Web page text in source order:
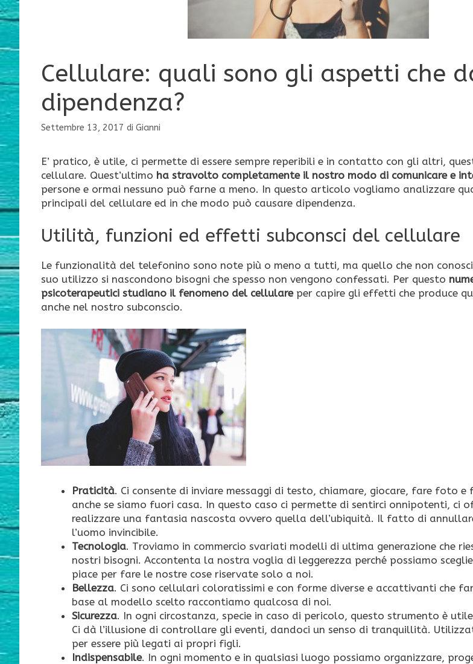
Cellulare: quali sono gli aspetti che
dipendenza?
Settembre 13, 2017 di Gianni
E’ pratico, è utile, ci permette di essere sempre reperibili e in contatto con gli altri,
cellulare. Quest’ultimo ha stravolto completamente il nostro modo di comunicare e
persone e ormai nessuno può farne a meno. In questo articolo vogliamo analizzare
principali del cellulare ed in che modo può causare dipendenza.
Utilità, funzioni ed effetti subconsci del cellulare
Le funzionalità del telefonino sono note più o meno a tutti, ma quello che non
suo utilizzo si nascondono bisogni che spesso non vengono confessati. Per questo
psicoterapeutici studiano il fenomeno del cellulareper capire gli effetti che produce
anche nel nostro subconscio.
Praticità. Ci consente di inviare messaggi di testo, chiamare, giocare, fare foto e
anche se siamo fuori casa. In questo caso ci permette di sentirci onnipotenti, ci
realizzare una fantasia nascosta ovvero quella dell’ubiquità. Il fatto di
l’uomo invincibile.
Tecnologia. Troviamo in commercio svariati modelli di ultima generazione che
nostri bisogni. Accontenta la nostra voglia di leggerezza perché possiamo
piace per fare le nostre cose riservate solo a noi.
Bellezza. Ci sono cellulari coloratissimi e con forme diverse e accattivanti che
base al modello scelto raccontiamo qualcosa di noi.
Sicurezza. In ogni circostanza, specie in caso di pericolo, questo strumento è
Ci dà l’illusione di controllare gli eventi, dandoci un senso di tranquillità.
per essere più legati ai propri figli.
Indispensabile. In ogni momento e in qualsiasi luogo possiamo organizzare,